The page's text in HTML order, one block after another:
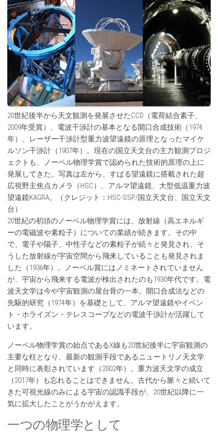
20世紀後半から天文観測を発展させたCCD（電荷結合素子、
2009年受賞）、電波干渉計の基本となる開口合成技術（1974
年）、レーザー干渉計型重力波望遠鏡の原理となったマイケ
ルソン干渉計（1907年）。現在の国立天文台の主力観測プロジ
ェクトも、ノーベル物理学賞で認められた技術的原理の上に
発展してきた。写真は左から、すばる望遠鏡に搭載された超
広視野主焦点カメラ（HSC）、アルマ望遠鏡、大型低温重力波
望遠鏡KAGRA。（クレジット：HSC-SSP/国立天文台、国立天文
台）
20世紀の初頭のノーベル物理学賞には、放射線（高エネルギ
ーの電磁波や素粒子）についての業績が続きます。その中
で、電子や陽子、中性子などの素粒子が続々と発見され、そ
うした放射線が宇宙空間から飛来していることも発見されま
した（1936年）。ノーベル賞にはノミネートされていません
が、宇宙から飛来する電波が検出されたのも1930年代です。電
波天文学は今や宇宙観測の屋台骨の一本。開口合成法などの
先駆的研究（1974年）を基礎として、アルマ望遠鏡やイベン
ト・ホライズン・テレスコープなどの電波干渉計が活躍して
います。
ノーベル物理学賞の始点であるX線も20世紀後半に宇宙観測の
主要な柱となり、最新の観測手段であるニュートリノ天文学
と同時に表彰されています（2002年）。重力波天文学の成立
（2017年）も忘れることはできません。古代から脈々と続いて
きた可視光線のみによる宇宙の認識手段が、20世紀以降に一
気に拡大したことがうかがえます。
一つの物理学として